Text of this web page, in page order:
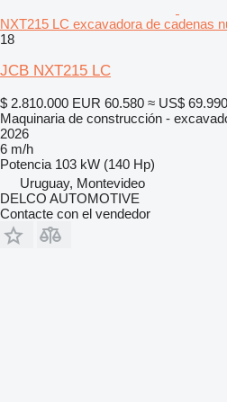
NXT215 LC excavadora de cadenas
18
JCB NXT215 LC
$ 2.810.000 EUR 60.580 ≈ US$ 69.990
Maquinaria de construcción -
2026
6 m/h
Potencia 103 kW (140 Hp)
Uruguay, Montevideo
DELCO AUTOMOTIVE
Contacte con el vendedor